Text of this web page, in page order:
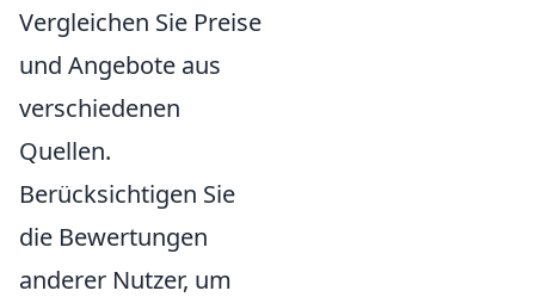
Vergleichen Sie Preise
und Angebote aus
verschiedenen
Quellen.
Berücksichtigen Sie
die Bewertungen
anderer Nutzer, um